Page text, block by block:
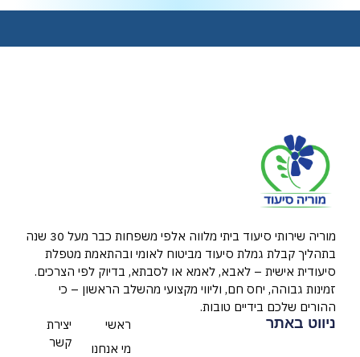
מוריה שירותי סיעוד ביתי מלווה אלפי משפחות כבר מעל 30 שנה
בתהליך קבלת גמלת סיעוד מביטוח לאומי ובהתאמת מטפלת
סיעודית אישית – לאבא, לאמא או לסבתא, בדיוק לפי הצרכים.
זמינות גבוהה, יחס חם, וליווי מקצועי מהשלב הראשון – כי
ההורים שלכם בידיים טובות.
ניווט באתר
ראשי
מי אנחנו
יצירת
קשר